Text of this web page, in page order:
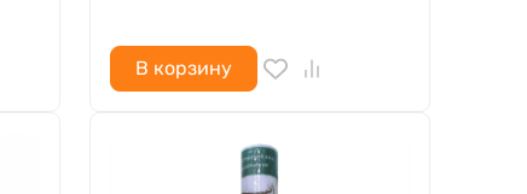
В корзину